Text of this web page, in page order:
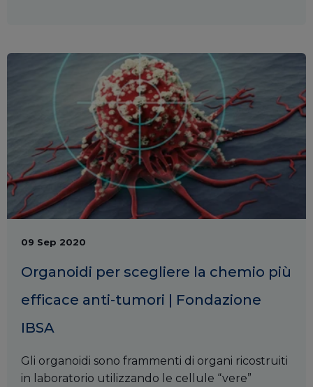
09 Sep 2020
Organoidi per scegliere la chemio più
efficace anti-tumori | Fondazione
IBSA
Gli organoidi sono frammenti di organi ricostruiti
in laboratorio utilizzando le cellule “vere”